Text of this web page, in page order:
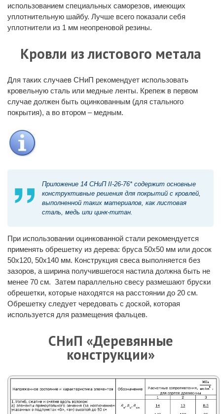
использованием специальных саморезов, имеющих
уплотнительную шайбу. Лучше всего показали себя
уплотнители из 1 мм неопреновой резины.
Кровли из листового метала
Для таких случаев СНиП рекомендует использовать
кровельную сталь или медные ленты. Крепеж в первом
случае должен быть оцинкованным (для стального
покрытия), а во втором – медным.
Приложение 14 СНиП II-26-76* содержит основные
конструктивные решения для покрытий с кровлей,
выполненной таких материалов, как листовая
сталь, медь или цинк-титан.
При использовании оцинкованной стали рекомендуется
применять обрешетку из дерева: бруса 50х50 мм или досок
50х120, 50х140 мм. Конструкция свеса выполняется без
зазоров, а ширина получившегося настила должна быть не
менее 70 см. Затем параллельно свесу размешают бруски
обрешетки, которые находятся на расстоянии до 20 см.
Обрешетку следует чередовать с доской, которая
используется для размещения фальцев.
СНиП «Деревянные
конструкции»